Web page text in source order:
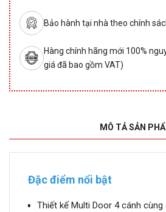
Bảo hành tại nhà theo chính
Hàng chính hãng mới 100%
giá đã bao gồm VAT)
MÔ TẢ SẢN
Đặc điểm nổi bật
Thiết kế Multi Door 4 cánh